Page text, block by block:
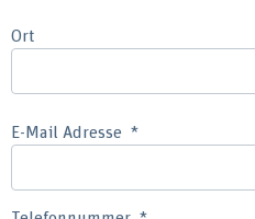
Ort
E-Mail Adresse